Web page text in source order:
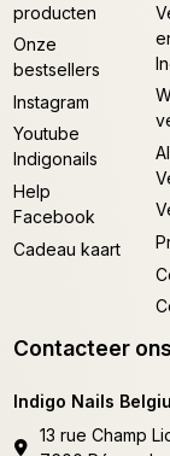
producten
Onze
bestsellers
Instagram
Youtube
Indigonails
Help
Facebook
Cadeau kaart
Contacteer ons
Indigo Nails
13 rue Champ